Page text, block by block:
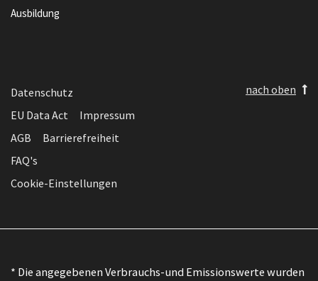
Ausbildung
Datenschutz
EU Data Act
Impressum
AGB
Barrierefreiheit
FAQ's
Cookie-Einstellungen
nach oben
* Die angegebenen Verbrauchs-und Emissionswerte wurden